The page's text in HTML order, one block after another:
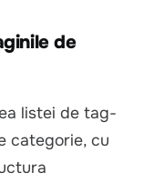
de
listei de tag-
categorie, cu